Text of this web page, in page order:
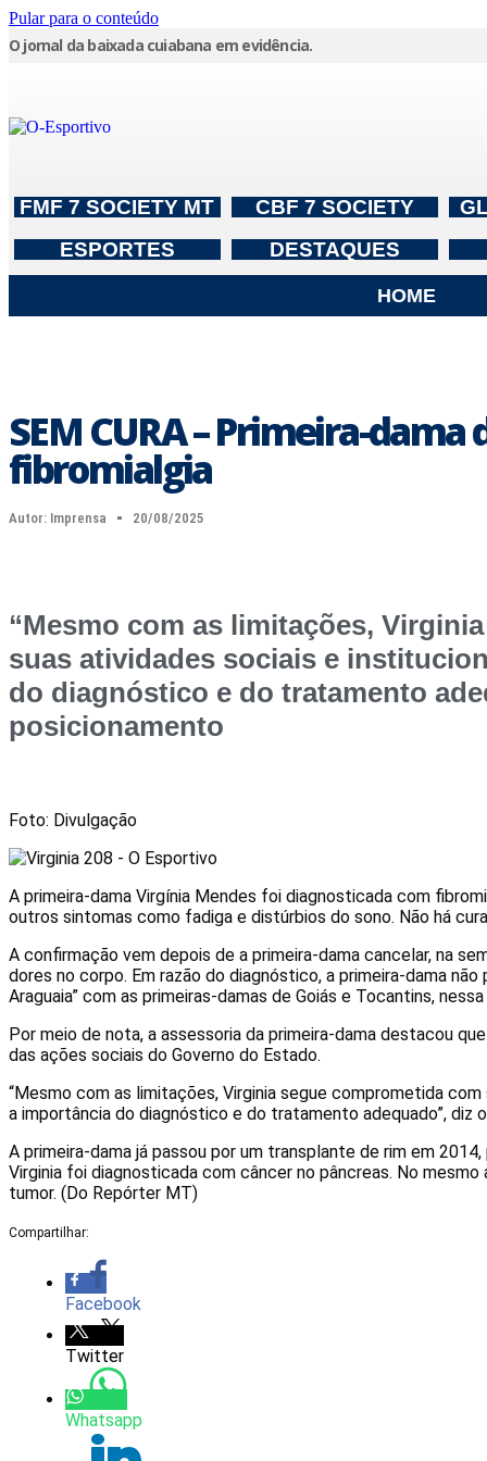
Pular para o conteúdo
O jornal da baixada cuiabana em evidência.
FMF 7 SOCIETY MT CBF 7 SOCIETY
ESPORTES
DESTAQUES
HOME
SEM CURA – Primeira-
fibromialgia
Autor: Imprensa 20/08/2025
“Mesmo com as limitações,
suas atividades sociais e
do diagnóstico e do tratamento
posicionamento
Foto: Divulgação
A primeira-dama Virgínia Mendes foi diagnosticada com
outros sintomas como fadiga e distúrbios do sono. Não há
A confirmação vem depois de a primeira-dama cancelar, na
dores no corpo. Em razão do diagnóstico, a primeira-dama
Araguaia” com as primeiras-damas de Goiás e Tocantins,
Por meio de nota, a assessoria da primeira-dama destacou
das ações sociais do Governo do Estado.
“Mesmo com as limitações, Virginia segue comprometida
a importância do diagnóstico e do tratamento adequado”, diz
A primeira-dama já passou por um transplante de rim em
Virginia foi diagnosticada com câncer no pâncreas. No
tumor. (Do Repórter MT)
Compartilhar:
Facebook
Twitter
Whatsapp